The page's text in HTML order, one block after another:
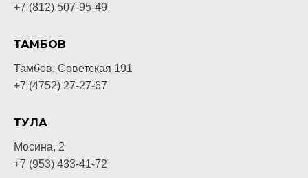
+7 (812) 507-95-49
ТАМБОВ
Тамбов, Советская 191
+7 (4752) 27-27-67
ТУЛА
Мосина, 2
+7 (953) 433-41-72